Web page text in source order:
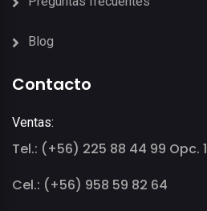
Blog
Contacto
Ventas:
Tel.: (+56) 225 88 44 99 Opc. 1
Cel.: (+56) 958 59 82 64